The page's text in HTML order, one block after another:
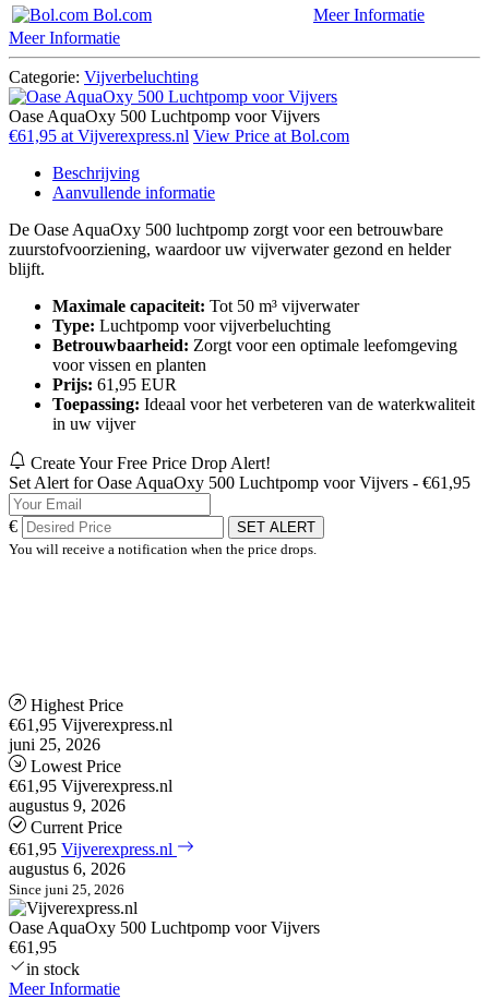
Bol.com
Meer Informatie
Meer Informatie
Categorie: Vijverbeluchting
Oase AquaOxy 500 Luchtpomp voor Vijvers
€61,95 at Vijverexpress.nl View Price at Bol.com
Beschrijving
Aanvullende informatie
De Oase AquaOxy 500 luchtpomp zorgt voor een betrouwbare
zuurstofvoorziening, waardoor uw vijverwater gezond en helder
blijft.
Maximale capaciteit: Tot 50 m³ vijverwater
Type: Luchtpomp voor vijverbeluchting
Betrouwbaarheid: Zorgt voor een optimale leefomgeving
voor vissen en planten
Prijs: 61,95 EUR
Toepassing: Ideaal voor het verbeteren van de waterkwaliteit
in uw vijver
Create Your Free Price Drop Alert!
Set Alert for Oase AquaOxy 500 Luchtpomp voor Vijvers - €61,95
€
SET ALERT
You will receive a notification when the price drops.
Highest Price
€61,95 Vijverexpress.nl
juni 25, 2026
Lowest Price
€61,95 Vijverexpress.nl
augustus 9, 2026
Current Price
€61,95 Vijverexpress.nl
augustus 6, 2026
Since juni 25, 2026
Oase AquaOxy 500 Luchtpomp voor Vijvers
€61,95
in stock
Meer Informatie